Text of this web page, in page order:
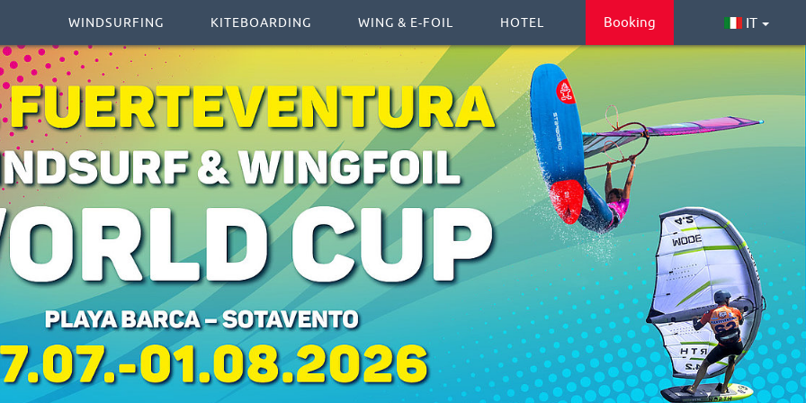
IT
Booking
WINDSURFING KITEBOARDING WING & E-FOIL HOTEL